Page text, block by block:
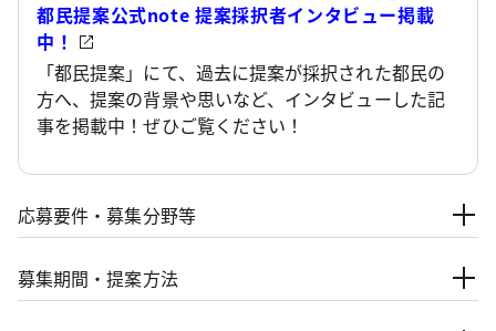
都民提案公式note 提案採択者インタビュー掲載
中！
「都民提案」にて、過去に提案が採択された都民の
方へ、提案の背景や思いなど、インタビューした記
事を掲載中！ぜひご覧ください！
応募要件・募集分野等
募集期間・提案方法